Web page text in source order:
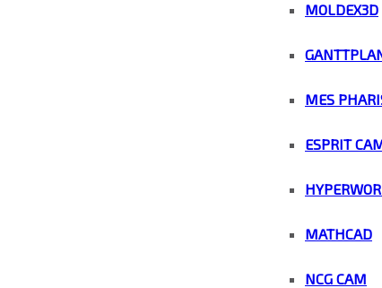
MOLDEX3D
MES
ESPRIT
MATHCAD
NCG CAM